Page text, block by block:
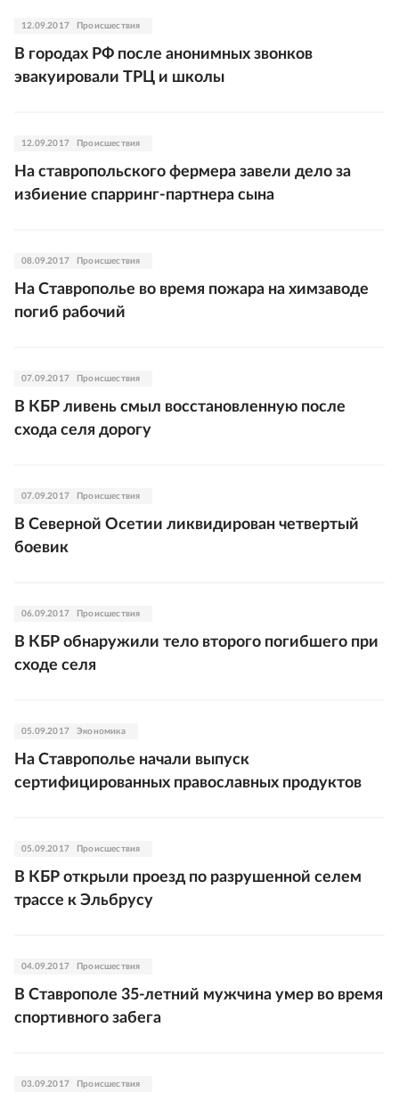
12.09.2017 Происшествия
В городах РФ после анонимных звонков
эвакуировали ТРЦ и школы
12.09.2017 Происшествия
На ставропольского фермера завели дело за
избиение спарринг-партнера сына
08.09.2017 Происшествия
На Ставрополье во время пожара на химзаводе
погиб рабочий
07.09.2017 Происшествия
В КБР ливень смыл восстановленную после
схода селя дорогу
07.09.2017 Происшествия
В Северной Осетии ликвидирован четвертый
боевик
06.09.2017 Происшествия
В КБР обнаружили тело второго погибшего при
сходе селя
05.09.2017 Экономика
На Ставрополье начали выпуск
сертифицированных православных продуктов
05.09.2017 Происшествия
В КБР открыли проезд по разрушенной селем
трассе к Эльбрусу
04.09.2017 Происшествия
В Ставрополе 35-летний мужчина умер во время
спортивного забега
03.09.2017 Происшествия